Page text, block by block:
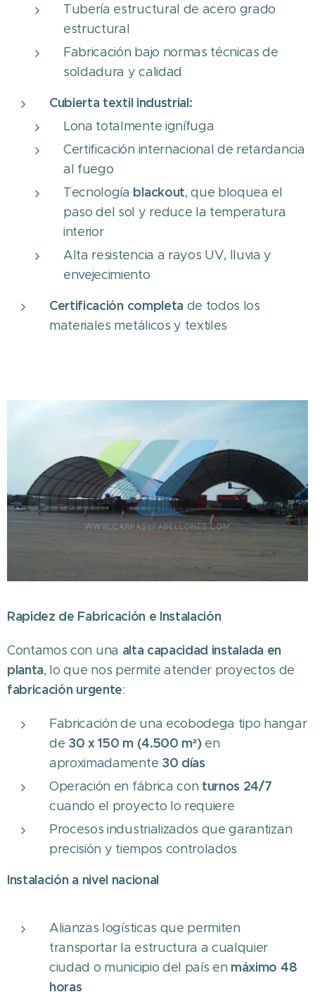
Tubería estructural de acero grado
estructural
Fabricación bajo normas técnicas de
soldadura y calidad
Cubierta textil industrial:
Lona totalmente ignífuga
Certificación internacional de retardancia
al fuego
Tecnología blackout, que bloquea el
paso del sol y reduce la temperatura
interior
Alta resistencia a rayos UV, lluvia y
envejecimiento
Certificación completade todos los
materiales metálicos y textiles
Rapidez de Fabricación e Instalación
Contamos con una alta capacidad instalada en
planta, lo que nos permite atender proyectos de
fabricación urgente:
Fabricación de una ecobodega tipo hangar
de 30 x 150 m (4.500 m²)en
aproximadamente 30 días
Operación en fábrica con turnos 24/7
cuando el proyecto lo requiere
Procesos industrializados que garantizan
precisión y tiempos controlados
Instalación a nivel nacional
Alianzas logísticas que permiten
transportar la estructura a cualquier
ciudad o municipio del país en máximo 48
horas